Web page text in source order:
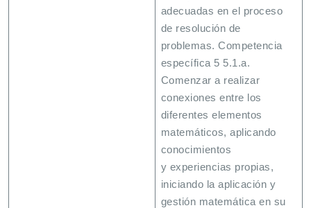
adecuadas en el proceso
de resolución de
problemas. Competencia
específica 5 5.1.a.
Comenzar a realizar
conexiones entre los
diferentes elementos
matemáticos, aplicando
conocimientos
y experiencias propias,
iniciando la aplicación y
gestión matemática en su